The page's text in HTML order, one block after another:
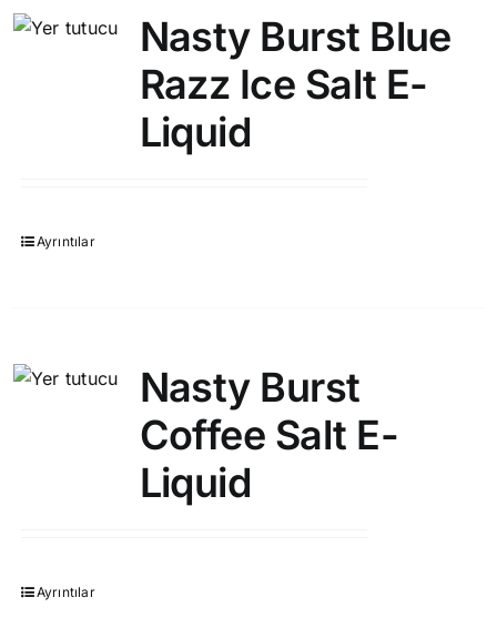
Nasty Burst Blue
Razz Ice Salt E-
Liquid
Ayrıntılar
Nasty Burst
Coffee Salt E-
Liquid
Ayrıntılar